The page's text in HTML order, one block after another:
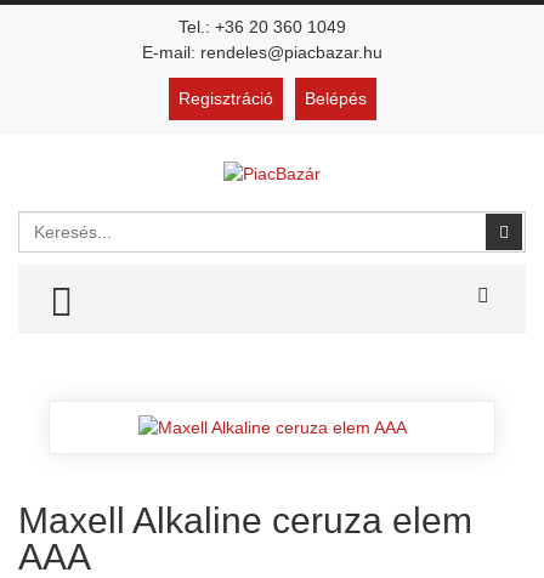
Tel.: +36 20 360 1049
E-mail: rendeles@piacbazar.hu
Regisztráció Belépés
Keresés
TOGGLE MENU
Maxell Alkaline ceruza elem
AAA